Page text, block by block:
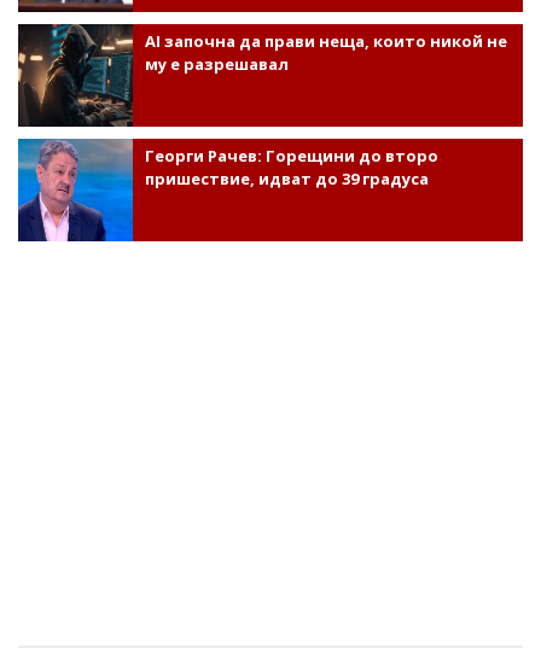
AI започна да прави неща, които никой не
му е разрешавал
Георги Рачев: Горещини до второ
пришествие, идват до 39 градуса